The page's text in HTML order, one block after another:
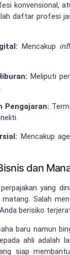
konvensional,
daftar profesi
Mencakup
Meliputi
Pengajaran:
Mencakup
dan
perpajakan yang
Salah
berisiko
baru namun
ahli adalah
siap